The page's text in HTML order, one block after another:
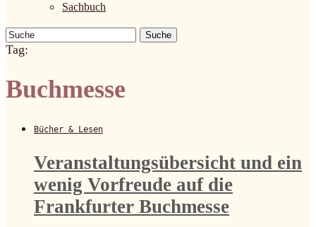
Sachbuch
Suche
Tag:
Buchmesse
Bücher & Lesen
Veranstaltungsübersicht und ein
wenig Vorfreude auf die
Frankfurter Buchmesse